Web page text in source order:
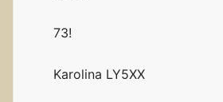
73!
Karolina LY5XX